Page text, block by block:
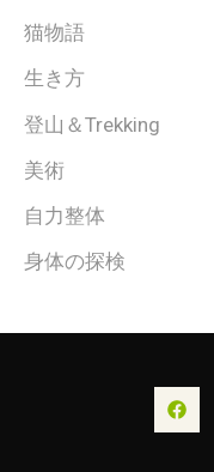
猫物語
生き方
登山＆Trekking
美術
自力整体
身体の探検